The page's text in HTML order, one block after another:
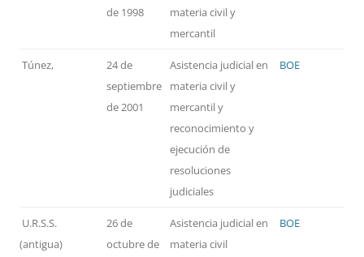
de 1998
materia civil y
mercantil
Túnez,
24 de
septiembre
de 2001
Asistencia judicial en
materia civil y
mercantil y
reconocimiento y
ejecución de
resoluciones
judiciales
BOE
U.R.S.S.
(antigua)
26 de
octubre de
Asistencia judicial en
materia civil
BOE